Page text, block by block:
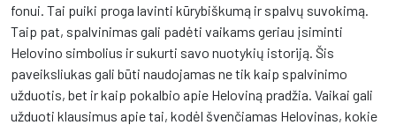
fonui. Tai puiki proga lavinti kūrybiškumą ir spalvų suvokimą.
Taip pat, spalvinimas gali padėti vaikams geriau įsiminti
Helovino simbolius ir sukurti savo nuotykių istoriją. Šis
paveiksliukas gali būti naudojamas ne tik kaip spalvinimo
užduotis, bet ir kaip pokalbio apie Heloviną pradžia. Vaikai gali
užduoti klausimus apie tai, kodėl švenčiamas Helovinas, kokie